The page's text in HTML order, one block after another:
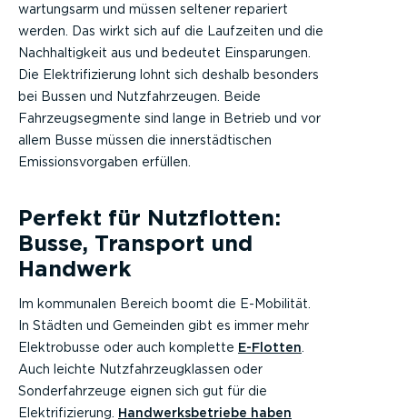
wartungsarm und müssen seltener repariert
werden. Das wirkt sich auf die Laufzeiten und die
Nachhaltigkeit aus und bedeutet Einsparungen.
Die Elektrifizierung lohnt sich deshalb besonders
bei Bussen und Nutzfahrzeugen. Beide
Fahrzeugsegmente sind lange in Betrieb und vor
allem Busse müssen die innerstädtischen
Emissionsvorgaben erfüllen.
Perfekt für Nutzflotten:
Busse, Transport und
Handwerk
Im kommunalen Bereich boomt die E-Mobilität.
In Städten und Gemeinden gibt es immer mehr
Elektrobusse oder auch komplette E-Flotten
Auch leichte Nutzfahrzeugklassen oder
Sonderfahrzeuge eignen sich gut für die
Elektrifizierung. Handwerksbetriebe haben